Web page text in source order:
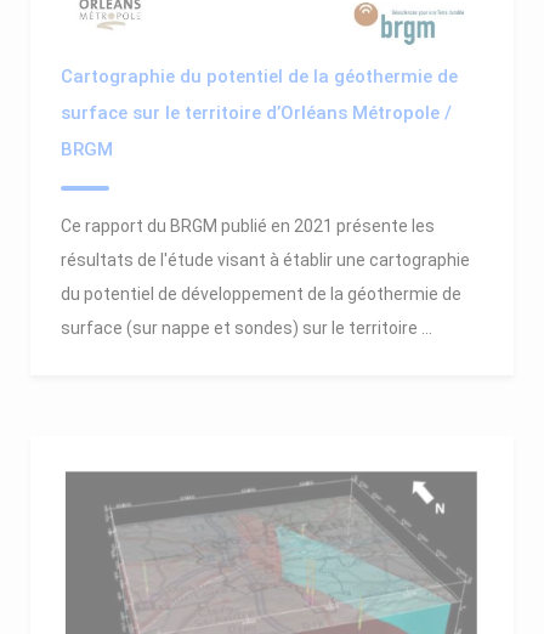
Cartographie du potentiel de la géothermie de
surface sur le territoire d’Orléans Métropole /
BRGM
Ce rapport du BRGM publié en 2021 présente les
résultats de l'étude visant à établir une cartographie
du potentiel de développement de la géothermie de
surface (sur nappe et sondes) sur le territoire ...